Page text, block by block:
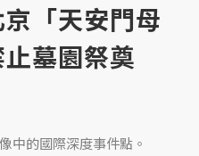
「天安門母
墓園祭奠
中的國際深度事件點。